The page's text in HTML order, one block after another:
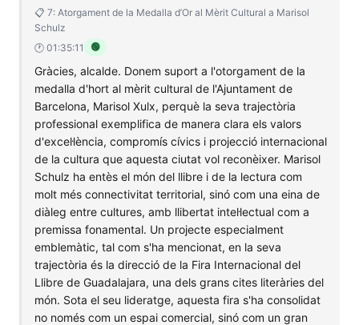
📋 7: Atorgament de la Medalla d’Or al Mèrit Cultural a Marisol
Schulz
🕐 01:35:11
🟢
Gràcies, alcalde. Donem suport a l'otorgament de la
medalla d'hort al mèrit cultural de l'Ajuntament de
Barcelona, Marisol Xulx, perquè la seva trajectòria
professional exemplifica de manera clara els valors
d'excel·lència, compromís cívics i projecció internacional
de la cultura que aquesta ciutat vol reconèixer. Marisol
Schulz ha entès el món del llibre i de la lectura com
molt més connectivitat territorial, sinó com una eina de
diàleg entre cultures, amb llibertat intel·lectual com a
premissa fonamental. Un projecte especialment
emblemàtic, tal com s'ha mencionat, en la seva
trajectòria és la direcció de la Fira Internacional del
Llibre de Guadalajara, una dels grans cites literàries del
món. Sota el seu lideratge, aquesta fira s'ha consolidat
no només com un espai comercial, sinó com un gran